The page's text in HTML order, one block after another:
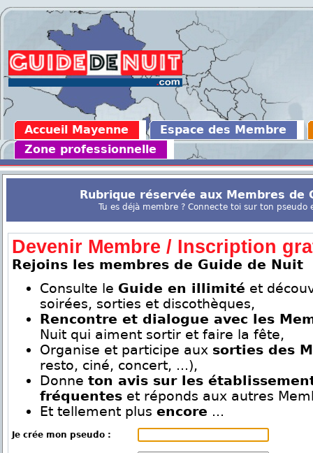
Accueil Mayenne
Espace des Membre
Zone professionnelle
Rubrique réservée aux Membres de
Tu es déjà membre ? Connecte toi sur ton pseudo
Devenir Membre / Inscription
Rejoins les membres de Guide de Nuit
Consulte le Guide en illimité et
soirées, sorties et discothèques,
Rencontre et dialogue avec les
Nuit qui aiment sortir et faire la fête,
Organise et participe aux sorties des
resto, ciné, concert, ...),
Donne ton avis sur les
fréquentes et réponds aux autres
Et tellement plus encore ...
Je crée mon pseudo :